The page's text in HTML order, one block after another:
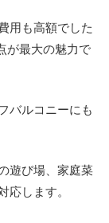
用も高額でした
が最大の魅力で
バルコニーにも
遊び場、家庭菜
応します。